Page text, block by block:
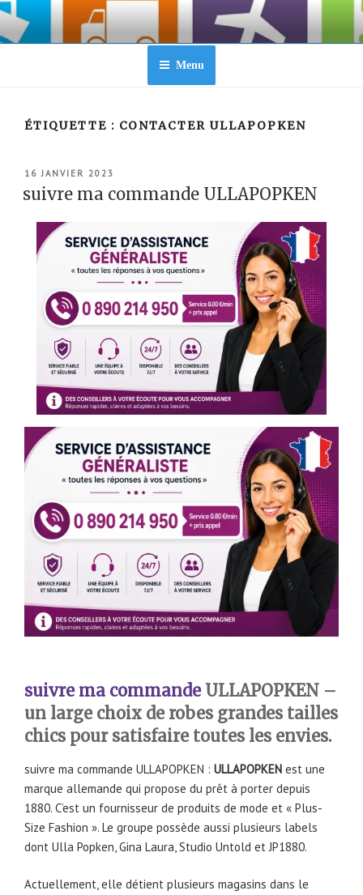
Aller
contenu
Menu
ÉTIQUETTE : CONTACTER ULLAPOPKEN
PUBLIÉ
16 JANVIER 2023
suivre ma commande ULLAPOPKEN
suivre ma commandeULLAPOPKEN –
un large choix de robes grandes tailles
chics pour satisfaire toutes les envies.
suivre ma commande ULLAPOPKEN : ULLAPOPKEN est une
marque allemande qui propose du prêt à porter depuis
1880. C’est un fournisseur de produits de mode et « Plus-
Size Fashion ». Le groupe possède aussi plusieurs labels
dont Ulla Popken, Gina Laura, Studio Untold et JP1880.
Actuellement, elle détient plusieurs magasins dans le